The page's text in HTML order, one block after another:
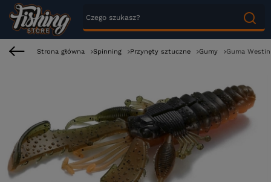
Strona główna Spinning Przynęty sztuczne Gumy Guma